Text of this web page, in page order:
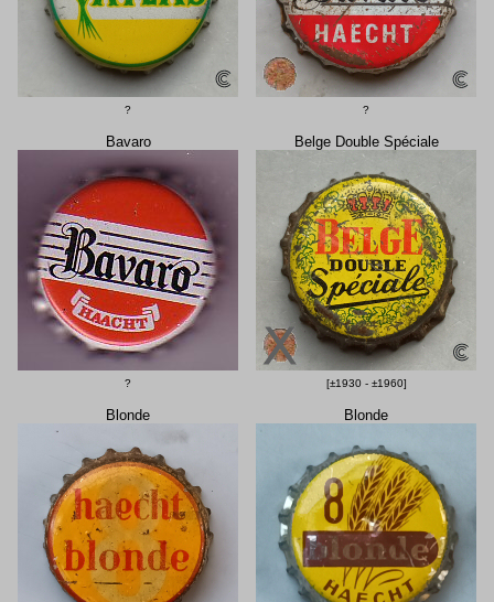
? ?
Bavaro
?
Belge Double Spéciale
[±1930 - ±1960]
Blonde Blonde